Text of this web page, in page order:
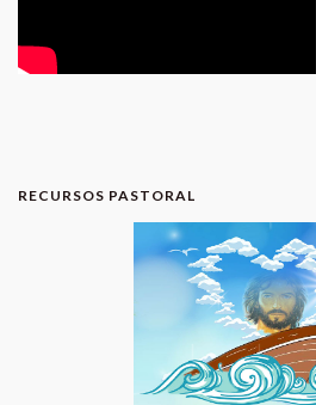
RECURSOS PASTORAL